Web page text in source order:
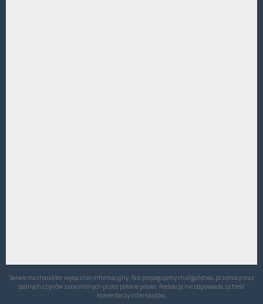
Serwis ma charakter wyłącznie informacyjny. Nie propagujemy chuligaństwa, przemocy oraz
żadnych czynów zabronionych przez polskie prawo. Redakcja nie odpowiada za treść
komentarzy internautów.